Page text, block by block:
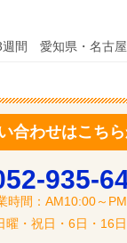
間 愛知県・名古屋
合わせはこち
935-
時間：AM10:00～
曜・祝日・6日・16日